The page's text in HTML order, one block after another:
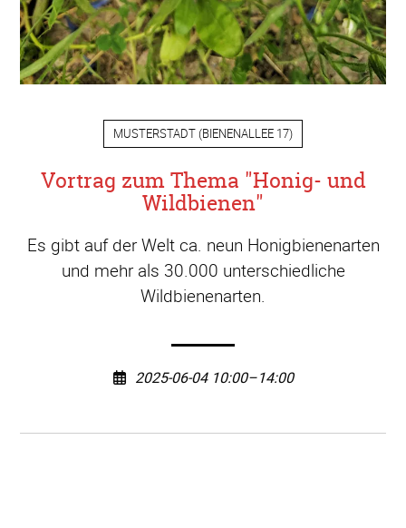
MUSTERSTADT (BIENENALLEE 17)
Vortrag zum Thema "Honig- und
Wildbienen"
Es gibt auf der Welt ca. neun Honigbienenarten
und mehr als 30.000 unterschiedliche
Wildbienenarten.
2025-06-04 10:00–14:00